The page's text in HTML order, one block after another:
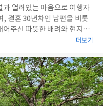
열려있는 마음으로 여행자
주신 따뜻한 배려와 현지가
, 이선균배우가 해설하는 듯한
여행내내 저의 건
더보기